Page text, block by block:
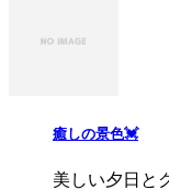
癒しの景色💓
美しい夕日と